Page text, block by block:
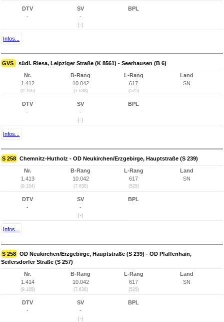
DTV
-
SV
-
(-)
BPL
Infos...
GVS südl. Riesa, Leipziger Straße (K 8561) - Seerhausen (B 6)
Nr.
1.412
(9.166)
B-Rang
10.042
(7.638)
L-Rang
617
(525)
Land
SN
DTV
-
SV
-
(-)
BPL
Infos...
S 258 Chemnitz-Hutholz - OD Neukirchen/Erzgebirge, Hauptstraße (S 239)
Nr.
1.413
(9.184)
B-Rang
10.042
(7.638)
L-Rang
617
(525)
Land
SN
DTV
-
SV
-
(-)
BPL
Infos...
S 258 OD Neukirchen/Erzgebirge, Hauptstraße (S 239) - OD Pfaffenhain,
Seifersdorfer Straße (S 257)
Nr.
1.414
(9.185)
B-Rang
10.042
(7.638)
L-Rang
617
(525)
Land
SN
DTV
-
SV
-
(-)
BPL